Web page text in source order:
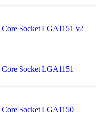
Socket LGA1151 v2
Socket LGA1151
Socket LGA1150